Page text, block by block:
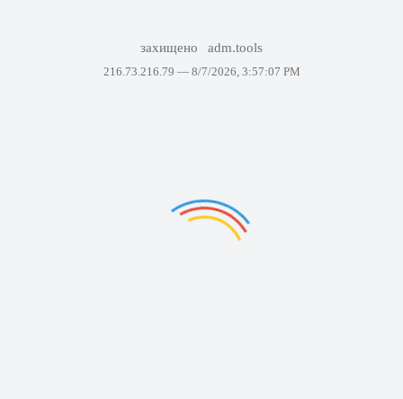
захищено adm.tools
216.73.216.79 — 8/7/2026, 3:57:07 PM